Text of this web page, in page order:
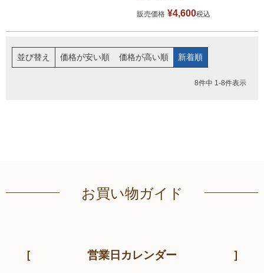
販売価格 ¥4,600税込
並び替え 価格が安い順 価格が高い順 新着順
8件中 1 -8件表示
お買い物ガイド
営業日カレンダー